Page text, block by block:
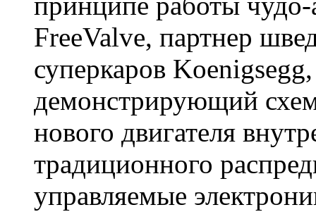
FreeValve, партнер
суперкаров
демонстрирующий
нового двигателя
традиционного
управляемые